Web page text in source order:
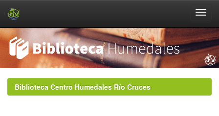
navigationBiblioteca Centro Humedales Río Cruces